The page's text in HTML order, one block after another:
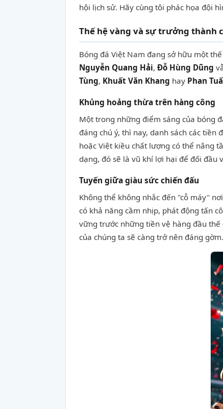
hội lịch sử. Hãy cùng tôi phác họa đội
Thế hệ vàng và sự trưởng thành
Bóng đá Việt Nam đang sở hữu một
Nguyễn Quang Hải, Đỗ Hùng Dũng
Tùng, Khuất Văn Khang hay Phan
Khủng hoảng thừa trên hàng công
Một trong những điểm sáng của bóng
đáng chú ý, thì nay, danh sách các tiền
hoặc Việt kiều chất lượng có thể nâng
dạng, đó sẽ là vũ khí lợi hại để đối đầu
Tuyến giữa giàu sức chiến đấu
Không thể không nhắc đến "cỗ máy"
có khả năng cầm nhịp, phát động tấn
vững trước những tiền vệ hàng đầu
của chúng ta sẽ càng trở nên đáng gờm.